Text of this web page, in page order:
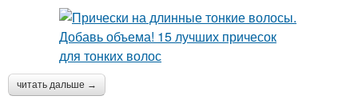
читать дальше →